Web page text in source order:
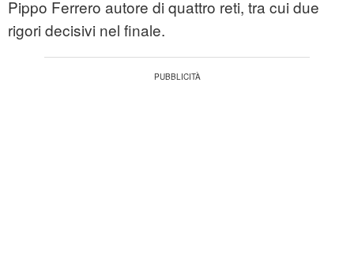
Pippo Ferrero autore di quattro reti, tra cui due
rigori decisivi nel finale.